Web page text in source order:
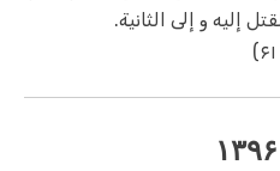
إليه و إلى الثانية.